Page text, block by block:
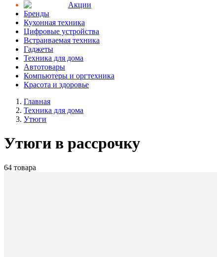
Aкции
Бренды
Кухонная техника
Цифровые устройства
Встраиваемая техника
Гаджеты
Техника для дома
Автотовары
Компьютеры и оргтехника
Красота и здоровье
Главная
Техника для дома
Утюги
Утюги в рассрочку
64 товара